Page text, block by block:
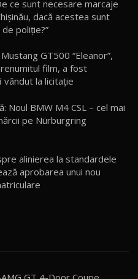
mai Performant și Confortabil
în Moldova / AutoBlog.MD
Defender Testat în
2025! Mai ieftin și mai
AutoBlog.MD
ce sunt necesare marcaje
dacă acestea sunt
poliţie?”
GT500 “Eleanor”,
film, a fost
la licitaţie
Noul BMW M4 CSL – cel mai
pe Nürburgring
alinierea la standardele
aprobarea unui nou